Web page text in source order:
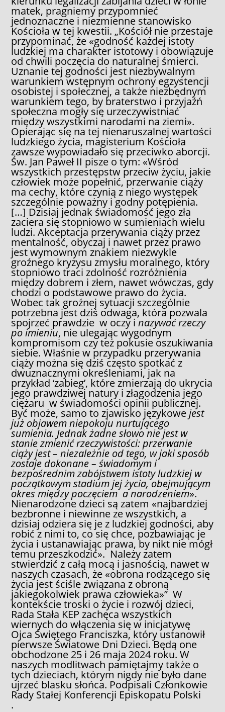
matek, pragniemy przypomnieć
jednoznaczne i niezmienne stanowisko
Kościoła w tej kwestii. „Kościół nie przestaje
przypominać, że «godność każdej istoty
ludzkiej ma charakter istotowy i obowiązuje
od chwili poczęcia do naturalnej śmierci.
Uznanie tej godności jest niezbywalnym
warunkiem wstępnym ochrony egzystencji
osobistej i społecznej, a także niezbędnym
warunkiem tego, by braterstwo i przyjaźń
społeczna mogły się urzeczywistniać
między wszystkimi narodami na ziemi».
Opierając się na tej nienaruszalnej wartości
ludzkiego życia, magisterium Kościoła
zawsze wypowiadało się przeciwko aborcji.
Św. Jan Paweł II pisze o tym: «Wśród
wszystkich przestępstw przeciw życiu, jakie
człowiek może popełnić, przerwanie ciąży
ma cechy, które czynią z niego występek
szczególnie poważny i godny potępienia.
[…] Dzisiaj jednak świadomość jego zła
zaciera się stopniowo w sumieniach wielu
ludzi. Akceptacja przerywania ciąży przez
mentalność, obyczaj i nawet przez prawo
jest wymownym znakiem niezwykle
groźnego kryzysu zmysłu moralnego, który
stopniowo traci zdolność rozróżnienia
między dobrem i złem, nawet wówczas, gdy
chodzi o podstawowe prawo do życia.
Wobec tak groźnej sytuacji szczególnie
potrzebna jest dziś odwaga, która pozwala
spojrzeć prawdzie w oczy inazywać rzeczy
po imieniu, nie ulegając wygodnym
kompromisom czy też pokusie oszukiwania
siebie. Właśnie w przypadku przerywania
ciąży można się dziś często spotkać z
dwuznacznymi określeniami, jak na
przykład ‘zabieg’, które zmierzają do ukrycia
jego prawdziwej natury i złagodzenia jego
ciężaru w świadomości opinii publicznej.
Być może, samo to zjawisko językowejest
już objawem niepokoju nurtującego
sumienia. Jednak żadne słowo nie jest w
stanie zmienić rzeczywistości: przerwanie
ciąży jest – niezależnie od tego, w jaki sposób
zostaje dokonane – świadomym i
bezpośrednim zabójstwem istoty ludzkiej w
początkowym stadium jej życia, obejmującym
okres między poczęciem a narodzeniem».
Nienarodzone dzieci są zatem «najbardziej
bezbronne i niewinne ze wszystkich, a
dzisiaj odziera się je z ludzkiej godności, aby
robić z nimi to, co się chce, pozbawiając je
życia i ustanawiając prawa, by nikt nie mógł
temu przeszkodzić». Należy zatem
stwierdzić z całą mocą i jasnością, nawet w
naszych czasach, że «obrona rodzącego się
życia jest ściśle związana z obroną
jakiegokolwiek prawa człowieka»” W
kontekście troski o życie i rozwój dzieci,
Rada Stała KEP zachęca wszystkich
wiernych do włączenia się w inicjatywę
Ojca Świętego Franciszka, który ustanowił
pierwsze Światowe Dni Dzieci. Będą one
obchodzone 25 i 26 maja 2024 roku. W
naszych modlitwach pamiętajmy także o
tych dzieciach, którym nigdy nie było dane
ujrzeć blasku słońca. Podpisali Członkowie
Rady Stałej Konferencji Episkopatu Polski
.